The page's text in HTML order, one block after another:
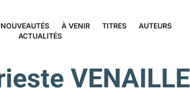
NOUVEAUTÉS À VENIR TITRES
AUTEURS
ACTUALITÉS
VENAILLE